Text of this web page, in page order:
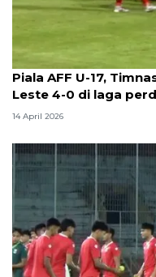
Piala AFF U-17,
Leste 4-0 di laga
14 April 2026